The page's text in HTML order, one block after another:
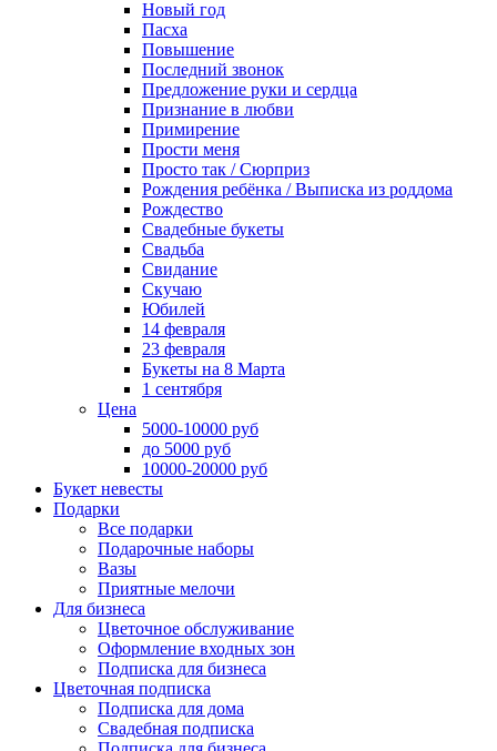
Новый год
Пасха
Повышение
Последний звонок
Предложение руки и сердца
Признание в любви
Примирение
Прости меня
Просто так / Сюрприз
Рождения ребёнка / Выписка из роддома
Рождество
Свадебные букеты
Свадьба
Свидание
Скучаю
Юбилей
14 февраля
23 февраля
Букеты на 8 Марта
1 сентября
Цена
5000-10000 руб
до 5000 руб
10000-20000 руб
Букет невесты
Подарки
Все подарки
Подарочные наборы
Вазы
Приятные мелочи
Для бизнеса
Цветочное обслуживание
Оформление входных зон
Подписка для бизнеса
Цветочная подписка
Подписка для дома
Свадебная подписка